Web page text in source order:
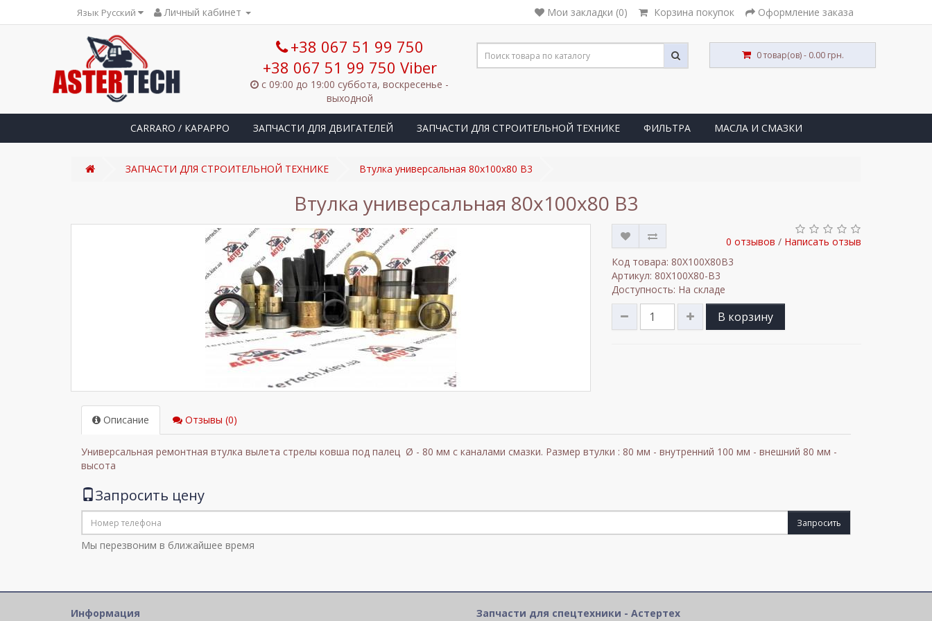
Язык Русский Личный кабинет Мои закладки (0) Корзина покупок Оформление заказа
+38 067 51 99 750
+38 067 51 99 750 Viber
с 09:00 до 19:00 суббота, воскресенье -
выходной
0 товар(ов) - 0.00 грн.
CARRARO / КАРАРРО ЗАПЧАСТИ ДЛЯ ДВИГАТЕЛЕЙ ЗАПЧАСТИ ДЛЯ СТРОИТЕЛЬНОЙ ТЕХНИКЕ ФИЛЬТРА МАСЛА И СМАЗКИ
ЗАПЧАСТИ ДЛЯ СТРОИТЕЛЬНОЙ ТЕХНИКЕ Втулка универсальная 80x100x80 B3
Втулка универсальная 80x100x80 B3
0 отзывов / Написать отзыв
Код товара: 80X100X80B3
Артикул: 80X100X80-B3
Доступность: На складе
В корзину
Описание Отзывы (0)
Универсальная ремонтная втулка вылета стрелы ковша под палец Ø - 80 мм с каналами смазки. Размер втулки : 80 мм - внутренний 100 мм - внешний 80 мм -
высота
Запросить цену
Запросить
Мы перезвоним в ближайшее время
Информация Запчасти для спецтехники - Астертех